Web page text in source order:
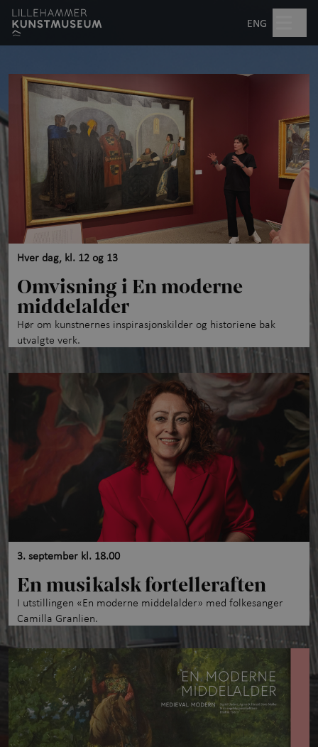
Hopp til hovedinnhold
ENG
Søk
Åpent kl. 10.00–17.00
Billetter
Planlegg besøk
Hva skjer?
Utstillinger
Kunstopplevelser
Aktiviteter for barn
Utforsk samlingen
Om Kunstmuseet +
Kontakt oss
Hver dag, kl. 12 og 13
Omvisning i En moderne
middelalder
Hør om kunstnernes inspirasjonskilder og historiene bak
utvalgte verk.
3. september kl. 18.00
En musikalsk fortelleraften
I utstillingen «En moderne middelalder» med folkesanger
Camilla Granlien.